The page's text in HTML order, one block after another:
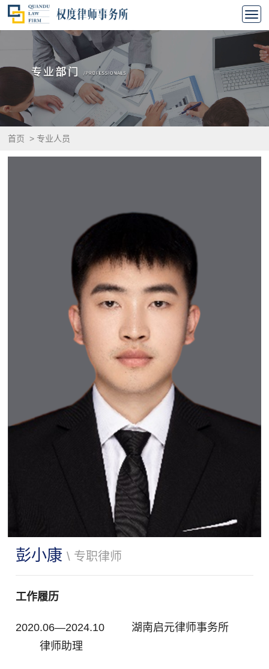
首页 >专业人员
彭小康\ 专职律师
工作履历
2020.06—2024.10 湖南启元律师事务所
律师助理